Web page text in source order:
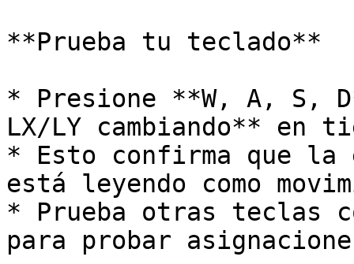
**Prueba tu teclado**
* Presione **W, A, S,
LX/LY cambiando** en
* Esto confirma que la
está leyendo como
* Prueba otras teclas
para probar